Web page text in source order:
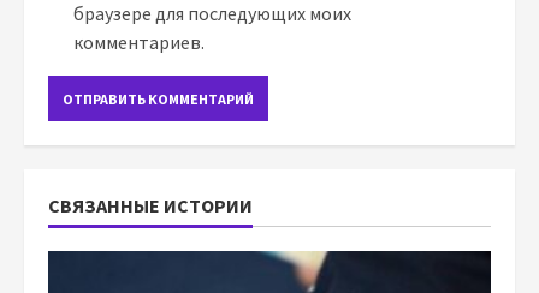
браузере для последующих моих
комментариев.
СВЯЗАННЫЕ ИСТОРИИ